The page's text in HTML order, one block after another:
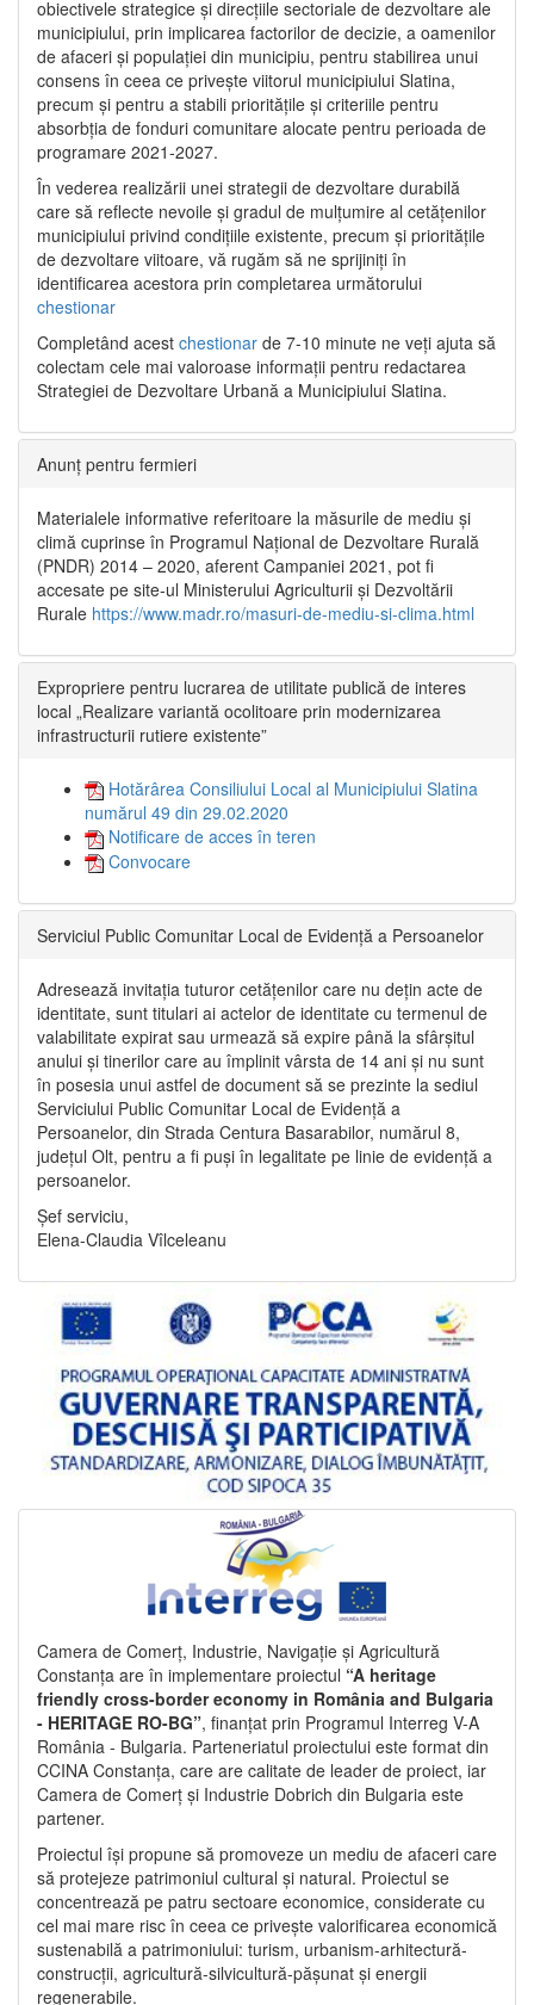
obiectivele strategice și direcțiile sectoriale de dezvoltare ale
municipiului, prin implicarea factorilor de decizie, a oamenilor
de afaceri și populației din municipiu, pentru stabilirea unui
consens în ceea ce privește viitorul municipiului Slatina,
precum și pentru a stabili prioritățile și criteriile pentru
absorbția de fonduri comunitare alocate pentru perioada de
programare 2021-2027.
În vederea realizării unei strategii de dezvoltare durabilă
care să reflecte nevoile și gradul de mulțumire al cetățenilor
municipiului privind condițiile existente, precum și prioritățile
de dezvoltare viitoare, vă rugăm să ne sprijiniți în
identificarea acestora prin completarea următorului
chestionar
Completând acest chestionar de 7-10 minute ne veți ajuta să
colectam cele mai valoroase informații pentru redactarea
Strategiei de Dezvoltare Urbană a Municipiului Slatina.
Anunț pentru fermieri
Materialele informative referitoare la măsurile de mediu și
climă cuprinse în Programul Național de Dezvoltare Rurală
(PNDR) 2014 – 2020, aferent Campaniei 2021, pot fi
accesate pe site-ul Ministerului Agriculturii și Dezvoltării
Rurale https://www.madr.ro/masuri-de-mediu-si-clima.html
Expropriere pentru lucrarea de utilitate publică de interes
local „Realizare variantă ocolitoare prin modernizarea
infrastructurii rutiere existente”
Hotărârea Consiliului Local al Municipiului Slatina
numărul 49 din 29.02.2020
Notificare de acces în teren
Convocare
Serviciul Public Comunitar Local de Evidență a Persoanelor
Adresează invitația tuturor cetățenilor care nu dețin acte de
identitate, sunt titulari ai actelor de identitate cu termenul de
valabilitate expirat sau urmează să expire până la sfârșitul
anului și tinerilor care au împlinit vârsta de 14 ani și nu sunt
în posesia unui astfel de document să se prezinte la sediul
Serviciului Public Comunitar Local de Evidență a
Persoanelor, din Strada Centura Basarabilor, numărul 8,
județul Olt, pentru a fi puși în legalitate pe linie de evidență a
persoanelor.
Șef serviciu,
Elena-Claudia Vîlceleanu
Camera de Comerț, Industrie, Navigație și Agricultură
Constanța are în implementare proiectul “A heritage
friendly cross-border economy in România and Bulgaria
- HERITAGE RO-BG”, finanțat prin Programul Interreg V-A
România - Bulgaria. Parteneriatul proiectului este format din
CCINA Constanța, care are calitate de leader de proiect, iar
Camera de Comerț și Industrie Dobrich din Bulgaria este
partener.
Proiectul își propune să promoveze un mediu de afaceri care
să protejeze patrimoniul cultural și natural. Proiectul se
concentrează pe patru sectoare economice, considerate cu
cel mai mare risc în ceea ce privește valorificarea economică
sustenabilă a patrimoniului: turism, urbanism-arhitectură-
construcții, agricultură-silvicultură-pășunat și energii
regenerabile.